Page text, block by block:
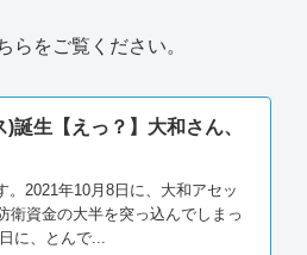
をご覧ください。
生【えっ？】大和さん、
2021年10月8日に、大和アセッ
衛資金の大半を突っ込んでしまっ
に、とんで...